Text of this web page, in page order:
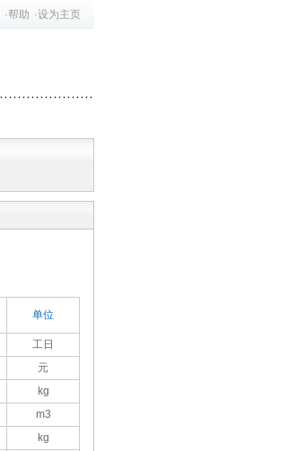
·帮助 ·设为主页
单位
工日
元
kg
m3
kg